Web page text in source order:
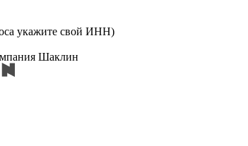
укажите свой ИНН)
Шаклин